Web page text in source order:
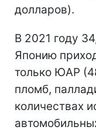
долларов).
В 2021 году
Японию
только ЮАР
пломб,
количествах